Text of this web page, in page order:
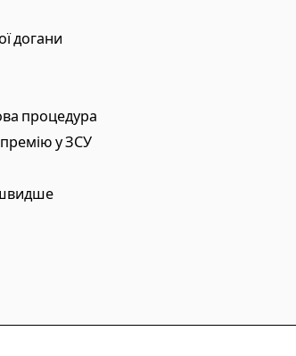
догани
процедура
у ЗСУ
швидше